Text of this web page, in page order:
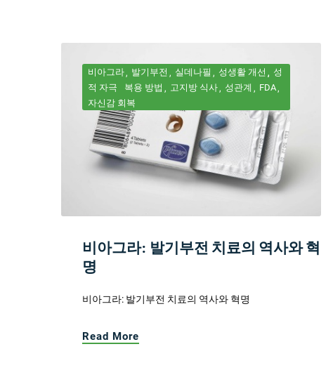
비아그라 발기부전 실데나필 성생활 개선
성
적 자극
복용 방법 고지방 식사 성관계
FDA
자신감 회복
비아그라: 발기부전 치료의 역사와 혁
명
비아그라: 발기부전 치료의 역사와 혁명
Read More